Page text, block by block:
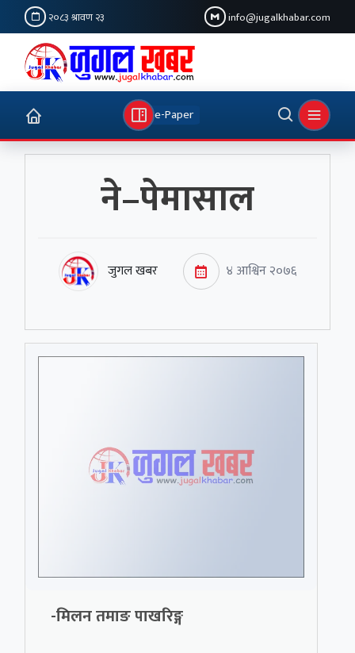
२०८३ श्रावण २३ info@jugalkhabar.com
e-Paper
ने–पेमासाल
जुगल खबर ४ आश्विन २०७६
-मिलन तमाङ पाखरिङ्ग